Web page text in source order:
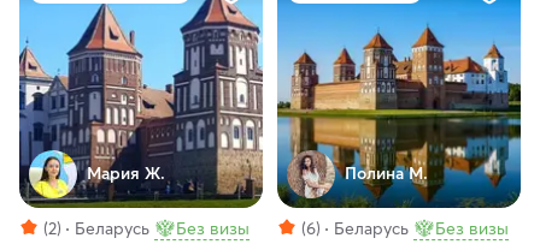
Мария Ж.
(2) Беларусь Без визы
Полина М.
(6) Беларусь Без визы